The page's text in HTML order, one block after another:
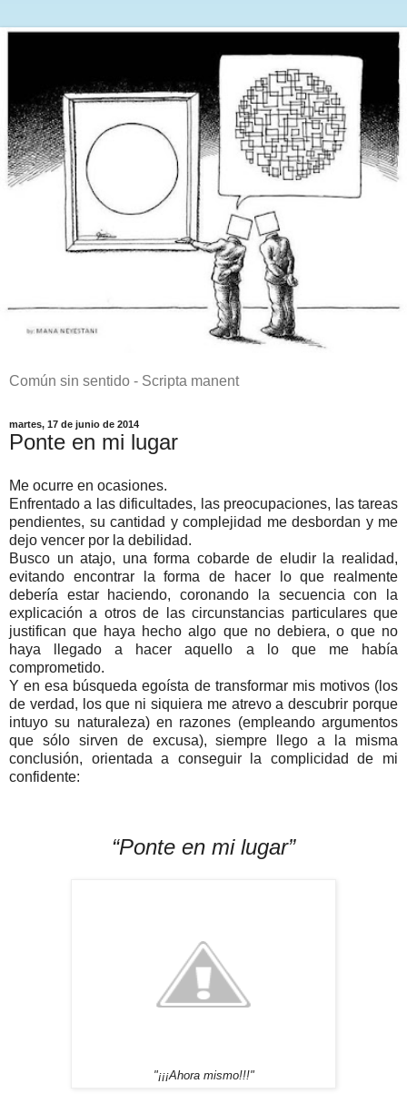
Común sin sentido - Scripta manent
martes, 17 de junio de 2014
Ponte en mi lugar
Me ocurre en ocasiones.
Enfrentado a las dificultades, las preocupaciones, las tareas
pendientes, su cantidad y complejidad me desbordan y me
dejo vencer por la debilidad.
Busco un atajo, una forma cobarde de eludir la realidad,
evitando encontrar la forma de hacer lo que realmente
debería estar haciendo, coronando la secuencia con la
explicación a otros de las circunstancias particulares que
justifican que haya hecho algo que no debiera, o que no
haya llegado a hacer aquello a lo que me había
comprometido.
Y en esa búsqueda egoísta de transformar mis motivos (los
de verdad, los que ni siquiera me atrevo a descubrir porque
intuyo su naturaleza) en razones (empleando argumentos
que sólo sirven de excusa), siempre llego a la misma
conclusión, orientada a conseguir la complicidad de mi
confidente:
“Ponte en mi lugar”
"¡¡¡Ahora mismo!!!"